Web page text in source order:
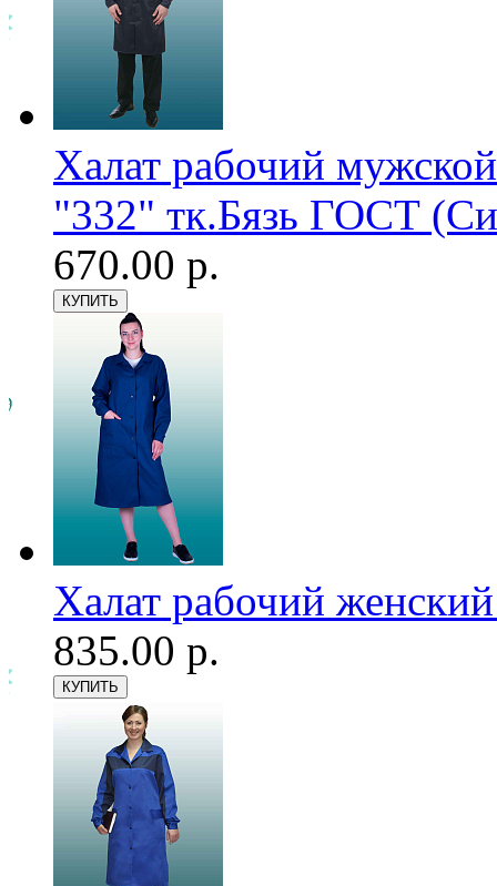
Халат рабочий
"332" тк.Бязь ГОСТ
670.00 р.
Халат рабочий
835.00 р.